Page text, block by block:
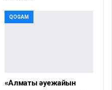
QOGAM
«Алматы әуежайын